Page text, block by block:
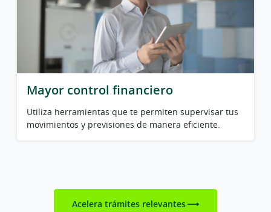
Mayor control financiero
Utiliza herramientas que te permiten supervisar tus
movimientos y previsiones de manera eficiente.
Acelera trámites relevantes